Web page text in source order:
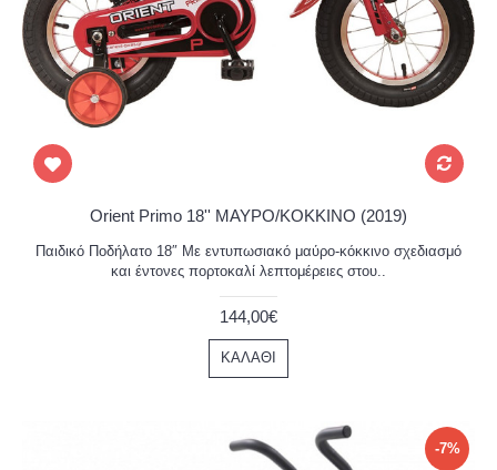
Orient Primo 18'' ΜΑΥΡΟ/ΚΟΚΚΙΝΟ (2019)
Παιδικό Ποδήλατο 18″ Με εντυπωσιακό μαύρο-κόκκινο σχεδιασμό
και έντονες πορτοκαλί λεπτομέρειες στου..
144,00€
ΚΑΛΆΘΙ
-7%